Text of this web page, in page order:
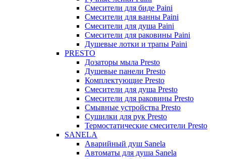
Смесители для биде Paini
Смесители для ванны Paini
Смесители для душа Paini
Смесители для раковины Paini
Душевые лотки и трапы Paini
PRESTO
Дозаторы мыла Presto
Душевые панели Presto
Комплектующие Presto
Смесители для душа Presto
Смесители для раковины Presto
Смывные устройства Presto
Сушилки для рук Presto
Термостатические смесители Presto
SANELA
Аварийный душ Sanela
Автоматы для душа Sanela